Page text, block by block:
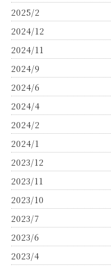
2025/2
2024/12
2024/11
2024/9
2024/6
2024/4
2024/2
2024/1
2023/12
2023/11
2023/10
2023/7
2023/6
2023/4